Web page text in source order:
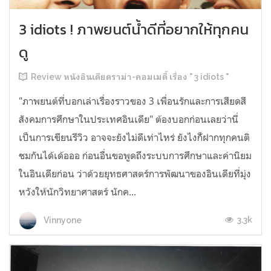
3 idiots ! ภาพยนต์น้ำดีที่อยากให้ทุกคน
ดู
Review หนังอินเดียดราม่า-คอมเมดี้ เรื่อง " 3 idiots "
"ภาพยนต์ที่บอกเล่าเรื่องราวของ 3 เพื่อนรักและการเสียดสี
สังคมการศึกษาในประเทศอินเดีย" ต้องบอกก่อนเลยว่านี่
เป็นการเขียนรีวิว อาจจะยังไม่ดีเท่าไหร่ ยังไงก้็ฝากทุกคนติ
ชมกันได้เด้อออ ก่อนอื่นขอพูดถึงระบบการศึกษาและค่านิยม
ในอินเดียก่อน ว่าด้วยยุทธศาสตร์การพัฒนาของอินเดียที่มุ่ง
หวังให้นักวิทยาศาสตร์ นักค...
Vinnyone 3.3k